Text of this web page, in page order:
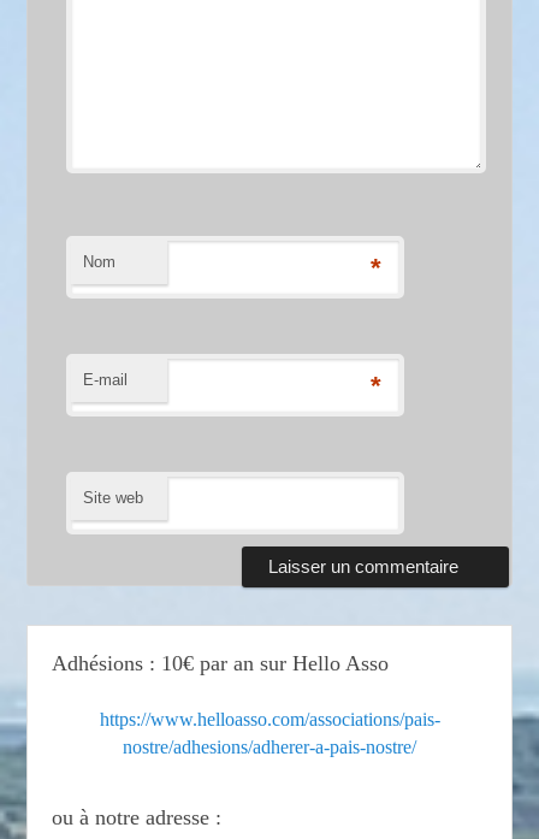
Nom *
E-mail *
Site web
Adhésions : 10€ par an sur Hello Asso
https://www.helloasso.com/associations/pais-
nostre/adhesions/adherer-a-pais-nostre/
ou à notre adresse :